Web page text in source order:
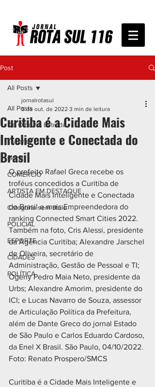
Post
All Posts
De Olho na Estrada
Turismo
Geral
COMÉRCIO
ARTISTA EM DESTAQUE
Categoria sem título
POLICIAL
ESPORTE
CIDADES
POLÍTICA
All Posts
Curitiba é a Cidade Mais
Inteligente e Conectada do
Brasil
jornalrotasul
5 de out. de 2022 3 min de leitura
O prefeito Rafael Greca recebe os
troféus concedidos a Curitiba de
Cidade Mais Inteligente e Conectada
do Brasil e mais Empreendedora do
ranking Connected Smart Cities 2022.
Também na foto, Cris Alessi, presidente
da Agência Curitiba; Alexandre Jarschel
de Oliveira, secretário de
Administração, Gestão de Pessoal e TI;
Ogeny Pedro Maia Neto, presidente da
Urbs; Alexandre Amorim, presidente do
ICI; e Lucas Navarro de Souza, assessor
de Articulação Política da Prefeitura,
além de Dante Greco do jornal Estado
de São Paulo e Carlos Eduardo Cardoso,
da Enel X Brasil. São Paulo, 04/10/2022.
Foto: Renato Prospero/SMCS
Curitiba é a Cidade Mais Inteligente e